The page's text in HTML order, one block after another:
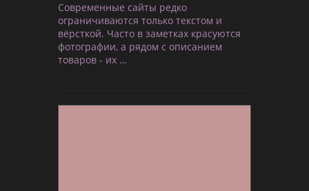
Современные сайты редко
ограничиваются только текстом и
вёрсткой. Часто в заметках красуются
фотографии, а рядом с описанием
товаров - их …